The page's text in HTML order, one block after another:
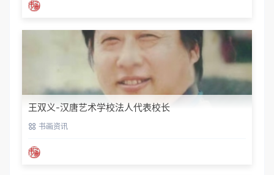
王双义-汉唐艺术学校法人代表校长
书画资讯